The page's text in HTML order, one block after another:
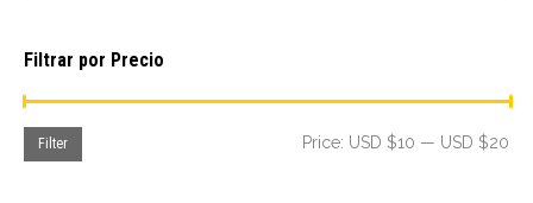
Filtrar por Precio
Filter Price: USD $10 — USD $20